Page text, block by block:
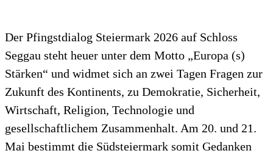
Der Pfingstdialog Steiermark 2026 auf Schloss
Seggau steht heuer unter dem Motto „Europa (s)
Stärken“ und widmet sich an zwei Tagen Fragen zur
Zukunft des Kontinents, zu Demokratie, Sicherheit,
Wirtschaft, Religion, Technologie und
gesellschaftlichem Zusammenhalt. Am 20. und 21.
Mai bestimmt die Südsteiermark somit Gedanken